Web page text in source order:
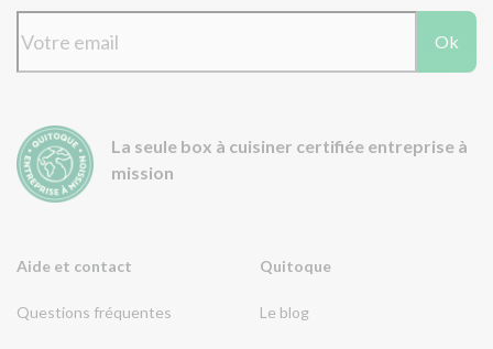
Aide et contact
Questions fréquentes
Quitoque
Le blog
Ok
La seule box à cuisiner certifiée entreprise à
mission